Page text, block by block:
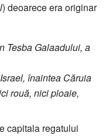
) deoarece era originar
Tesba Galaadului, a
înaintea Căruia
rouă, nici ploaie,
capitala regatului